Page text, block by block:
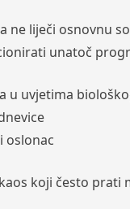
ne liječi osnovnu
unatoč
u uvjetima
oslonac
koji često prati